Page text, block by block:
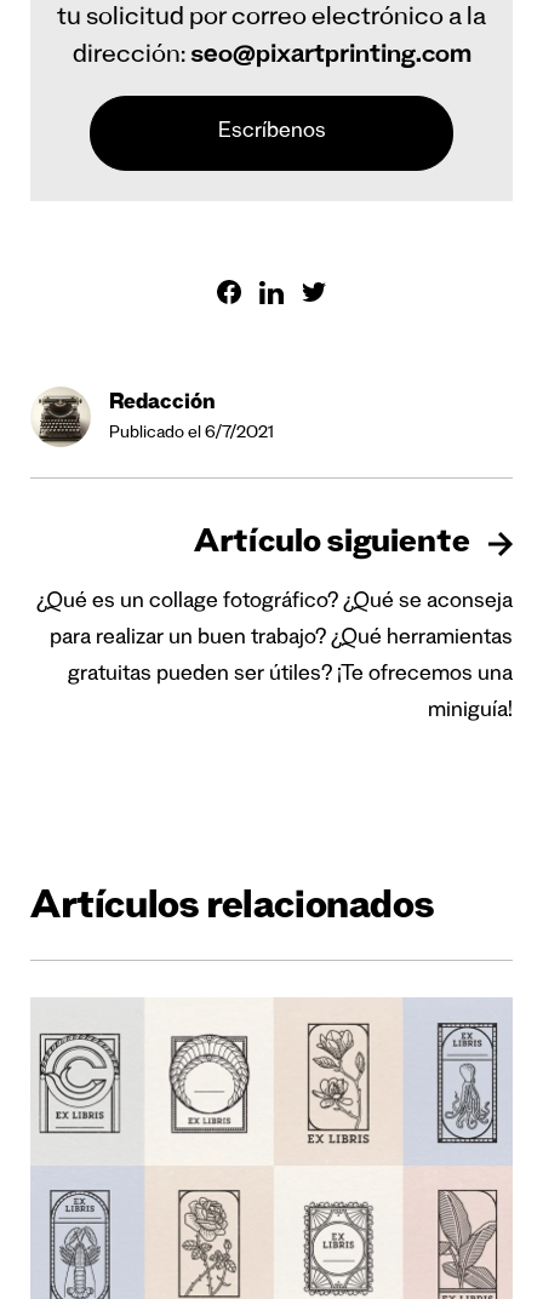
tu solicitud por correo electrónico a la
dirección:seo@pixartprinting.com
Escríbenos
Redacción
Publicado el 6/7/2021
Artículo siguiente
¿Qué es un collage fotográfico? ¿Qué se aconseja
para realizar un buen trabajo? ¿Qué herramientas
gratuitas pueden ser útiles? ¡Te ofrecemos una
miniguía!
Artículos relacionados